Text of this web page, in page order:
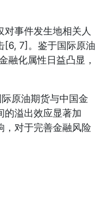
事件发生地相关人
[6, 7]。鉴于国际原油
融化属性日益凸显，
原油期货与中国金
的溢出效应显著加
，对于完善金融风险